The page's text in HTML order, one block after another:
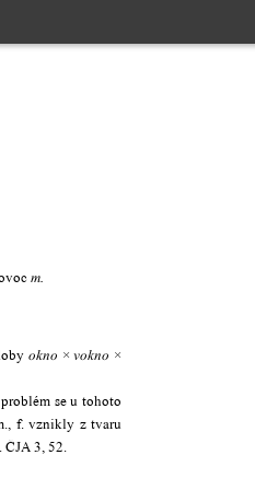
m.
okno ×vokno ×
se u tohoto
f. vznikly z tvaru
ČJA 3, 52.